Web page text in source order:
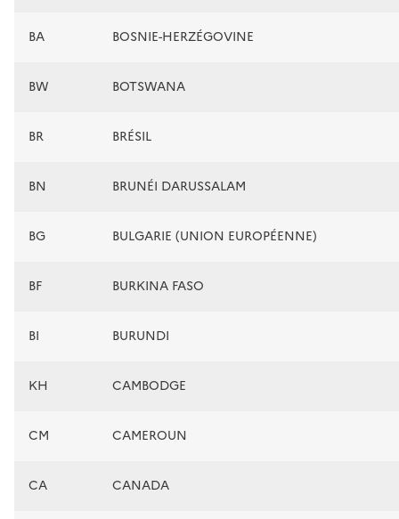
BA BOSNIE-HERZÉGOVINE
BW BOTSWANA
BR BRÉSIL
BN BRUNÉI DARUSSALAM
BG BULGARIE (UNION EUROPÉENNE)
BF BURKINA FASO
BI BURUNDI
KH CAMBODGE
CM CAMEROUN
CA CANADA